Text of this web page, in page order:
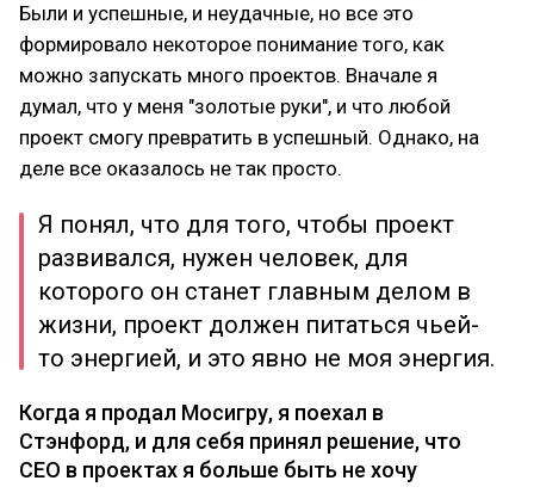
Были и успешные, и неудачные, но все это
формировало некоторое понимание того, как
можно запускать много проектов. Вначале я
думал, что у меня "золотые руки", и что любой
проект смогу превратить в успешный. Однако, на
деле все оказалось не так просто.
Я понял, что для того, чтобы проект
развивался, нужен человек, для
которого он станет главным делом в
жизни, проект должен питаться чьей-
то энергией, и это явно не моя энергия.
Когда я продал Мосигру, я поехал в
Стэнфорд, и для себя принял решение, что
СЕО в проектах я больше быть не хочу